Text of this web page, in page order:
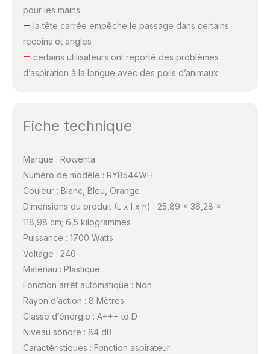
pour les mains
la tête carrée empêche le passage dans certains
recoins et angles
certains utilisateurs ont reporté des problèmes
d’aspiration à la longue avec des poils d’animaux
Fiche technique
Marque : Rowenta
Numéro de modèle : RY8544WH
Couleur : Blanc, Bleu, Orange
Dimensions du produit (L x l x h) : 25,89 x 36,28 x
118,98 cm; 6,5 kilogrammes
Puissance : 1700 Watts
Voltage : 240
Matériau : Plastique
Fonction arrêt automatique : Non
Rayon d’action : 8 Mètres
Classe d’énergie : A+++ to D
Niveau sonore : 84 dB
Caractéristiques : Fonction aspirateur